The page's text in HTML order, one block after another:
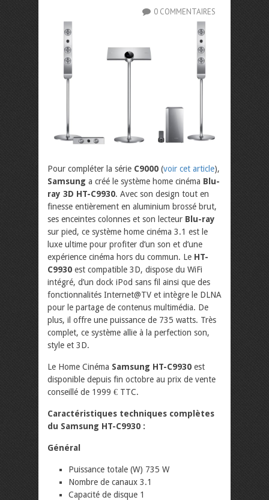
0 COMMENTAIRES
Pour compléter la série C9000 (voir cet article),
Samsung a créé le système home cinéma Blu-
ray 3D HT-C9930. Avec son design tout en
finesse entièrement en aluminium brossé brut,
ses enceintes colonnes et son lecteur Blu-ray
sur pied, ce système home cinéma 3.1 est le
luxe ultime pour profiter d’un son et d’une
expérience cinéma hors du commun. Le HT-
C9930 est compatible 3D, dispose du WiFi
intégré, d’un dock iPod sans fil ainsi que des
fonctionnalités Internet@TV et intègre le DLNA
pour le partage de contenus multimédia. De
plus, il offre une puissance de 735 watts. Très
complet, ce système allie à la perfection son,
style et 3D.
Le Home Cinéma Samsung HT-C9930 est
disponible depuis fin octobre au prix de vente
conseillé de 1999 € TTC.
Caractéristiques techniques complètes
du Samsung HT-C9930 :
Général
Puissance totale (W) 735 W
Nombre de canaux 3.1
Capacité de disque 1